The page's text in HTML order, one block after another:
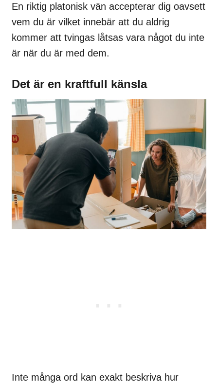
En riktig platonisk vän accepterar dig oavsett
vem du är vilket innebär att du aldrig
kommer att tvingas låtsas vara något du inte
är när du är med dem.
Det är en kraftfull känsla
Inte många ord kan exakt beskriva hur